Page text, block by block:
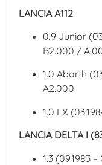
LANCIA A112
0.9 Junior
B2.000 /
1.0 Abarth
A2.000
1.0 LX
LANCIA DELTA I
1.3 (09.1983